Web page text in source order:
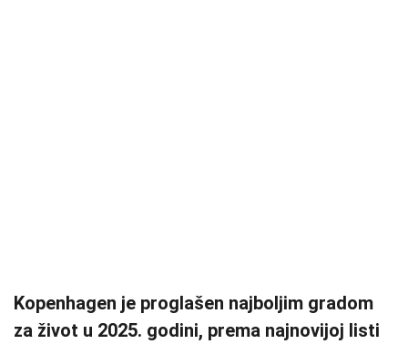
Kopenhagen je proglašen najboljim gradom
za život u 2025. godini, prema najnovijoj listi